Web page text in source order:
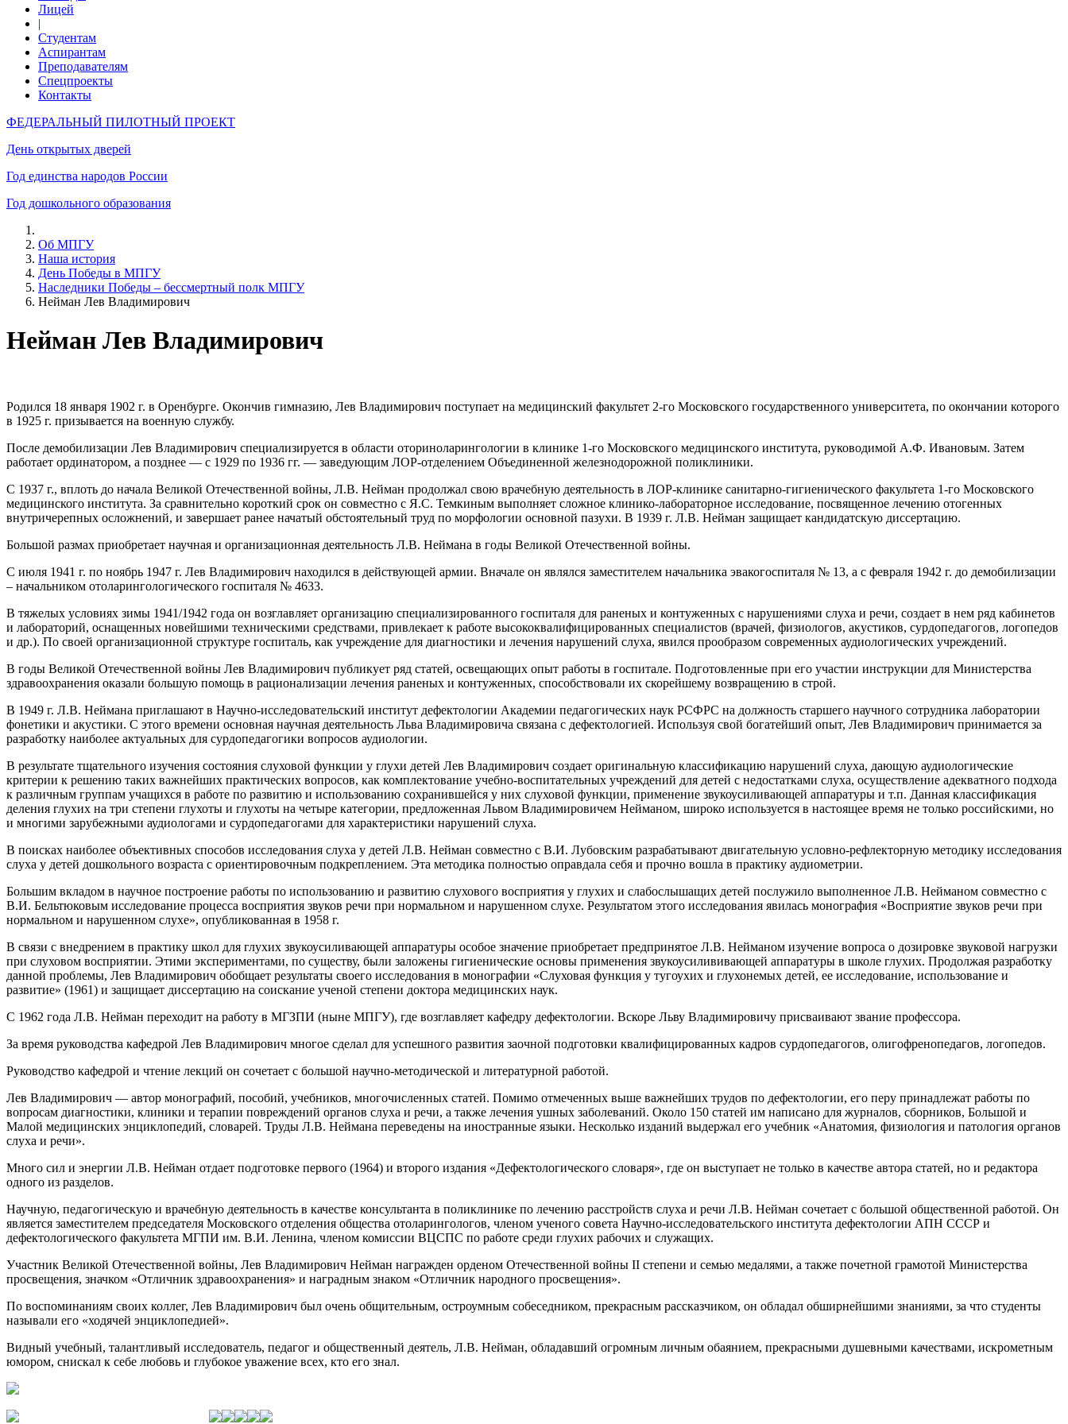
Лицей
|
Студентам
Аспирантам
Преподавателям
Спецпроекты
Контакты
ФЕДЕРАЛЬНЫЙ ПИЛОТНЫЙ ПРОЕКТ
День открытых дверей
Год единства народов России
Год дошкольного образования
Об МПГУ
Наша история
День Победы в МПГУ
Наследники Победы – бессмертный полк МПГУ
Нейман Лев Владимирович
Нейман Лев Владимирович
Родился 18 января 1902 г. в Оренбурге. Окончив гимназию, Лев Владимирович поступает на медицинский факультет 2-го Московского государственного университета, по окончании которого
в 1925 г. призывается на военную службу.
После демобилизации Лев Владимирович специализируется в области оториноларингологии в клинике 1-го Московского медицинского института, руководимой А.Ф. Ивановым. Затем
работает ординатором, а позднее — с 1929 по 1936 гг. — заведующим ЛОР-отделением Объединенной железнодорожной поликлиники.
С 1937 г., вплоть до начала Великой Отечественной войны, Л.В. Нейман продолжал свою врачебную деятельность в ЛОР-клинике санитарно-гигиенического факультета 1-го Московского
медицинского института. За сравнительно короткий срок он совместно с Я.С. Темкиным выполняет сложное клинико-лабораторное исследование, посвященное лечению отогенных
внутричерепных осложнений, и завершает ранее начатый обстоятельный труд по морфологии основной пазухи. В 1939 г. Л.В. Нейман защищает кандидатскую диссертацию.
Большой размах приобретает научная и организационная деятельность Л.В. Неймана в годы Великой Отечественной войны.
С июля 1941 г. по ноябрь 1947 г. Лев Владимирович находился в действующей армии. Вначале он являлся заместителем начальника эвакогоспиталя № 13, а с февраля 1942 г. до демобилизации
– начальником отоларингологического госпиталя № 4633.
В тяжелых условиях зимы 1941/1942 года он возглавляет организацию специализированного госпиталя для раненых и контуженных с нарушениями слуха и речи, создает в нем ряд кабинетов
и лабораторий, оснащенных новейшими техническими средствами, привлекает к работе высококвалифицированных специалистов (врачей, физиологов, акустиков, сурдопедагогов, логопедов
и др.). По своей организационной структуре госпиталь, как учреждение для диагностики и лечения нарушений слуха, явился прообразом современных аудиологических учреждений.
В годы Великой Отечественной войны Лев Владимирович публикует ряд статей, освещающих опыт работы в госпитале. Подготовленные при его участии инструкции для Министерства
здравоохранения оказали большую помощь в рационализации лечения раненых и контуженных, способствовали их скорейшему возвращению в строй.
В 1949 г. Л.В. Неймана приглашают в Научно-исследовательский институт дефектологии Академии педагогических наук РСФРС на должность старшего научного сотрудника лаборатории
фонетики и акустики. С этого времени основная научная деятельность Льва Владимировича связана с дефектологией. Используя свой богатейший опыт, Лев Владимирович принимается за
разработку наиболее актуальных для сурдопедагогики вопросов аудиологии.
В результате тщательного изучения состояния слуховой функции у глухи детей Лев Владимирович создает оригинальную классификацию нарушений слуха, дающую аудиологические
критерии к решению таких важнейших практических вопросов, как комплектование учебно-воспитательных учреждений для детей с недостатками слуха, осуществление адекватного подхода
к различным группам учащихся в работе по развитию и использованию сохранившейся у них слуховой функции, применение звукоусиливающей аппаратуры и т.п. Данная классификация
деления глухих на три степени глухоты и глухоты на четыре категории, предложенная Львом Владимировичем Нейманом, широко используется в настоящее время не только российскими, но
и многими зарубежными аудиологами и сурдопедагогами для характеристики нарушений слуха.
В поисках наиболее объективных способов исследования слуха у детей Л.В. Нейман совместно с В.И. Лубовским разрабатывают двигательную условно-рефлекторную методику исследования
слуха у детей дошкольного возраста с ориентировочным подкреплением. Эта методика полностью оправдала себя и прочно вошла в практику аудиометрии.
Большим вкладом в научное построение работы по использованию и развитию слухового восприятия у глухих и слабослышащих детей послужило выполненное Л.В. Нейманом совместно с
В.И. Бельтюковым исследование процесса восприятия звуков речи при нормальном и нарушенном слухе. Результатом этого исследования явилась монография «Восприятие звуков речи при
нормальном и нарушенном слухе», опубликованная в 1958 г.
В связи с внедрением в практику школ для глухих звукоусиливающей аппаратуры особое значение приобретает предпринятое Л.В. Нейманом изучение вопроса о дозировке звуковой нагрузки
при слуховом восприятии. Этими экспериментами, по существу, были заложены гигиенические основы применения звукоусилививающей аппаратуры в школе глухих. Продолжая разработку
данной проблемы, Лев Владимирович обобщает результаты своего исследования в монографии «Слуховая функция у тугоухих и глухонемых детей, ее исследование, использование и
развитие» (1961) и защищает диссертацию на соискание ученой степени доктора медицинских наук.
С 1962 года Л.В. Нейман переходит на работу в МГЗПИ (ныне МПГУ), где возглавляет кафедру дефектологии. Вскоре Льву Владимировичу присваивают звание профессора.
За время руководства кафедрой Лев Владимирович многое сделал для успешного развития заочной подготовки квалифицированных кадров сурдопедагогов, олигофренопедагов, логопедов.
Руководство кафедрой и чтение лекций он сочетает с большой научно-методической и литературной работой.
Лев Владимирович — автор монографий, пособий, учебников, многочисленных статей. Помимо отмеченных выше важнейших трудов по дефектологии, его перу принадлежат работы по
вопросам диагностики, клиники и терапии повреждений органов слуха и речи, а также лечения ушных заболеваний. Около 150 статей им написано для журналов, сборников, Большой и
Малой медицинских энциклопедий, словарей. Труды Л.В. Неймана переведены на иностранные языки. Несколько изданий выдержал его учебник «Анатомия, физиология и патология органов
слуха и речи».
Много сил и энергии Л.В. Нейман отдает подготовке первого (1964) и второго издания «Дефектологического словаря», где он выступает не только в качестве автора статей, но и редактора
одного из разделов.
Научную, педагогическую и врачебную деятельность в качестве консультанта в поликлинике по лечению расстройств слуха и речи Л.В. Нейман сочетает с большой общественной работой. Он
является заместителем председателя Московского отделения общества отоларингологов, членом ученого совета Научно-исследовательского института дефектологии АПН СССР и
дефектологического факультета МГПИ им. В.И. Ленина, членом комиссии ВЦСПС по работе среди глухих рабочих и служащих.
Участник Великой Отечественной войны, Лев Владимирович Нейман награжден орденом Отечественной войны II степени и семью медалями, а также почетной грамотой Министерства
просвещения, значком «Отличник здравоохранения» и наградным знаком «Отличник народного просвещения».
По воспоминаниям своих коллег, Лев Владимирович был очень общительным, остроумным собеседником, прекрасным рассказчиком, он обладал обширнейшими знаниями, за что студенты
называли его «ходячей энциклопедией».
Видный учебный, талантливый исследователь, педагог и общественный деятель, Л.В. Нейман, обладавший огромным личным обаянием, прекрасными душевными качествами, искрометным
юмором, снискал к себе любовь и глубокое уважение всех, кто его знал.